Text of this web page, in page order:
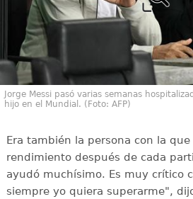
Jorge Messi pasó varias semanas
hijo en el Mundial. (Foto: AFP)
Era también la persona con la
rendimiento después de cada
ayudó muchísimo. Es muy crítico
siempre yo quiera superarme",